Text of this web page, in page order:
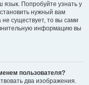
язык. Попробуйте узнать у
нужный вам
не существует, то вы сами
информацию вы
пользователя?
два изображения.